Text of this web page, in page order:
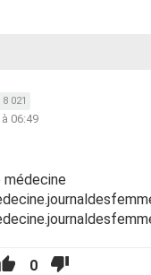
8 021
06:49
médecine
0